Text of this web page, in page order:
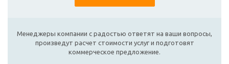
Менеджеры компании с радостью ответят на ваши вопросы,
произведут расчет стоимости услуг и подготовят
коммерческое предложение.